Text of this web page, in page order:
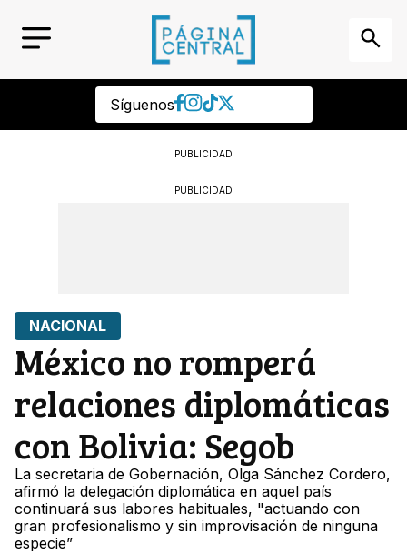
Síguenos
PUBLICIDAD
PUBLICIDAD
NACIONAL
México no romperá
relaciones diplomáticas
con Bolivia: Segob
La secretaria de Gobernación, Olga Sánchez Cordero,
afirmó la delegación diplomática en aquel país
continuará sus labores habituales, "actuando con
gran profesionalismo y sin improvisación de ninguna
especie”